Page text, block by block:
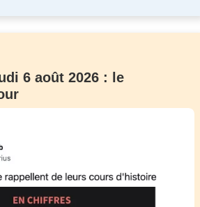
6 août 2026 : le